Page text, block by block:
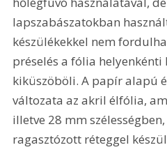
lapszabászatokban
készülékekkel nem
préselés a fólia helyenkénti
kiküszöböli. A papír alapú
változata az akril élfólia,
illetve 28 mm
ragasztózott réteggel